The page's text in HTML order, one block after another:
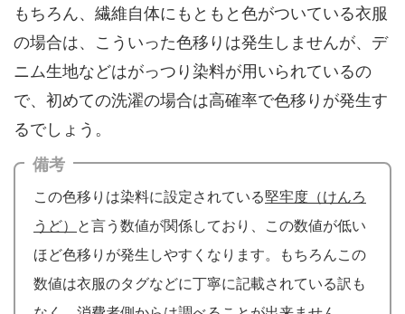
もちろん、繊維自体にもともと色がついている衣服
の場合は、こういった色移りは発生しませんが、デ
ニム生地などはがっつり染料が用いられているの
で、初めての洗濯の場合は高確率で色移りが発生す
るでしょう。
備考
この色移りは染料に設定されている堅牢度（けんろ
うど） と言う数値が関係しており、この数値が低い
ほど色移りが発生しやすくなります。もちろんこの
数値は衣服のタグなどに丁寧に記載されている訳も